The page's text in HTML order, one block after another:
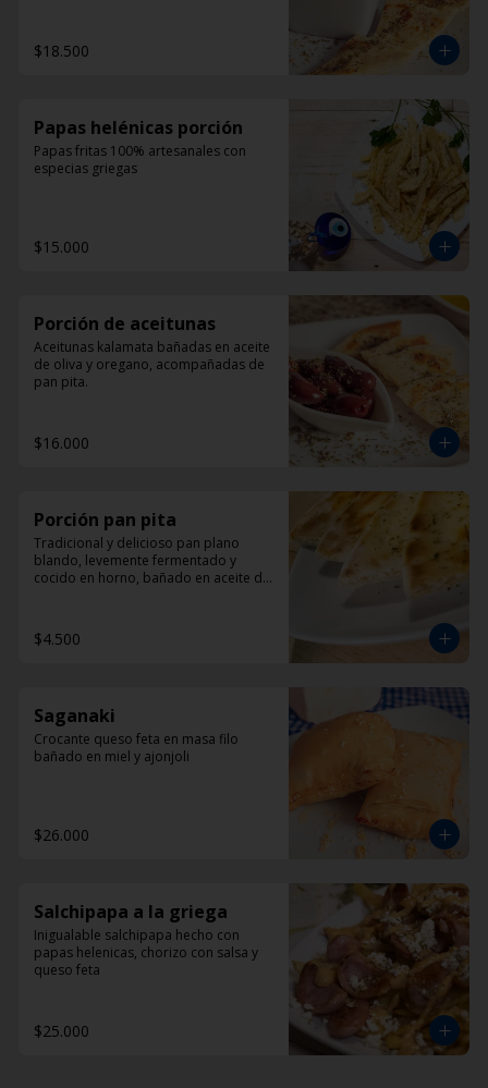
$18.500
Papas helénicas porción
Papas fritas 100% artesanales con
especias griegas
$15.000
Porción de aceitunas
Aceitunas kalamata bañadas en aceite
de oliva y oregano, acompañadas de
pan pita.
$16.000
Porción pan pita
Tradicional y delicioso pan plano
blando, levemente fermentado y
cocido en horno, bañado en aceite de
$4.500
Saganaki
Crocante queso feta en masa filo
bañado en miel y ajonjoli
$26.000
Salchipapa a la griega
Inigualable salchipapa hecho con
papas helenicas, chorizo con salsa y
queso feta
$25.000